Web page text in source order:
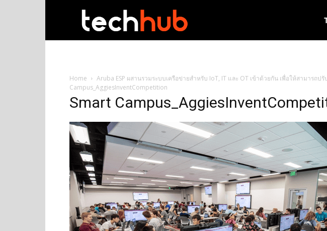
Home Aruba ESP ผสานรวมระบบเครือข่ายสำหรับ IoT, IT และ OT เข้าด้วยกัน เพื่อให้สามา
Campus_AggiesInventCompetition
Smart